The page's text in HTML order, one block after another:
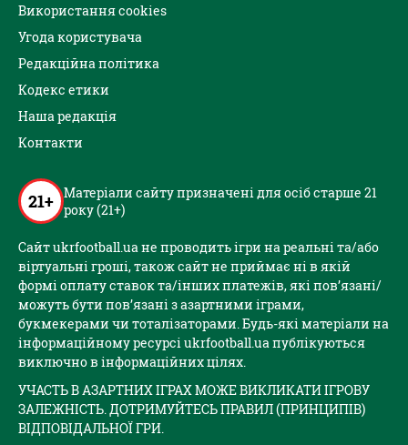
Використання cookies
Угода користувача
Редакційна політика
Кодекс етики
Наша редакція
Контакти
21+ Матеріали сайту призначені для осіб старше 21
року (21+)
Сайт ukrfootball.ua не проводить ігри на реальні та/або
віртуальні гроші, також сайт не приймає ні в якій
формі оплату ставок та/інших платежів, які пов’язані/
можуть бути пов’язані з азартними іграми,
букмекерами чи тоталізаторами. Будь-які матеріали на
інформаційному ресурсі ukrfootball.ua публікуються
виключно в інформаційних цілях.
УЧАСТЬ В АЗАРТНИХ ІГРАХ МОЖЕ ВИКЛИКАТИ ІГРОВУ
ЗАЛЕЖНІСТЬ. ДОТРИМУЙТЕСЬ ПРАВИЛ (ПРИНЦИПІВ)
ВІДПОВІДАЛЬНОЇ ГРИ.